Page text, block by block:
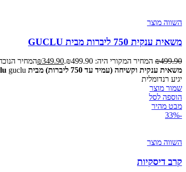
השווה מוצר
משאית ענקית 750 ליברות מבית GUCLU
₪499.90 המחיר המקורי היה: ₪499.90. ₪349.90
המחיר הנוכחי
משאית ענקית וקשיחה (עמיד עד 750 ליברות) מבית guclu
יגיע רנדומלית
שמור מוצר
הוספה לסל
מבט מהיר
-33%
השווה מוצר
קרב דיסקיות